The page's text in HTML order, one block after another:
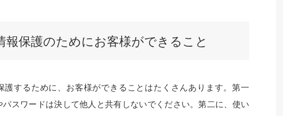
報保護のためにお客様ができること
護するために、お客様ができることはたくさんあります。第一
パスワードは決して他人と共有しないでください。第二に、使い